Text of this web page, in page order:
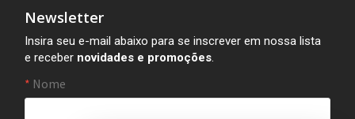
Newsletter
Insira seu e-mail abaixo para se inscrever em nossa lista
e receber novidades e promoções